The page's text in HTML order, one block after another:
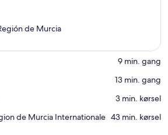
de Murcia
‪9 min. gang‬
‪13 min. gang‬
‪3 min. kørsel‬
de Murcia Internationale ‪43 min. kørsel‬